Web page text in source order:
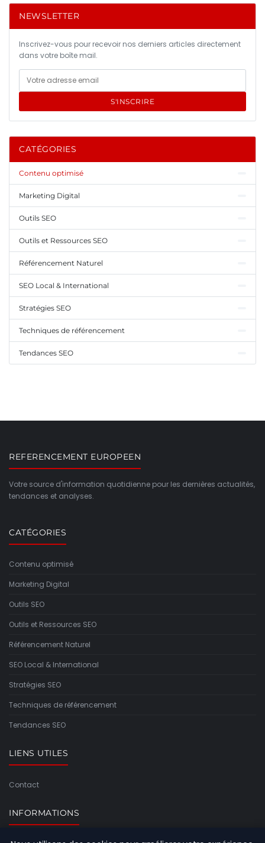
NEWSLETTER
Inscrivez-vous pour recevoir nos derniers articles directement
dans votre boîte mail.
S'INSCRIRE
CATÉGORIES
Contenu optimisé
Marketing Digital
Outils SEO
Outils et Ressources SEO
Référencement Naturel
SEO Local & International
Stratégies SEO
Techniques de référencement
Tendances SEO
REFERENCEMENT EUROPEEN
Votre source d'information quotidienne pour les dernières actualités,
tendances et analyses.
CATÉGORIES
Contenu optimisé
Marketing Digital
Outils SEO
Outils et Ressources SEO
Référencement Naturel
SEO Local & International
Stratégies SEO
Techniques de référencement
Tendances SEO
LIENS UTILES
Contact
INFORMATIONS